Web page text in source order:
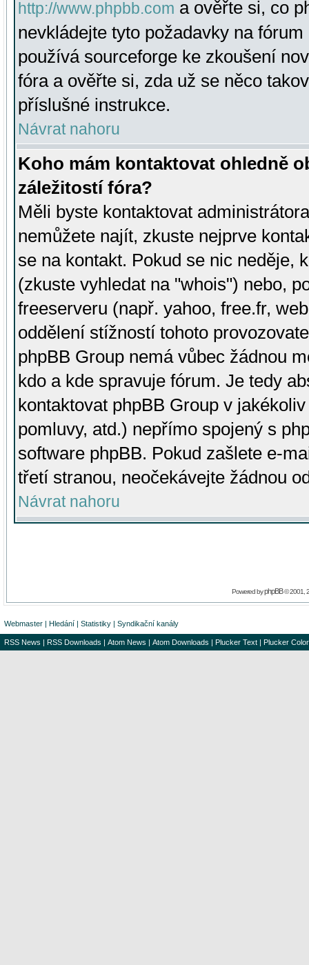
http://www.phpbb.com a ověřte si, co
nevkládejte tyto požadavky na
používá sourceforge ke zkoušení
fóra a ověřte si, zda už se něco
příslušné instrukce.
Návrat nahoru
Koho mám kontaktovat ohledně
záležitostí fóra?
Měli byste kontaktovat
nemůžete najít, zkuste nejprve
se na kontakt. Pokud se nic neděje,
(zkuste vyhledat na "whois") nebo,
freeserveru (např. yahoo, free.fr,
oddělení stížností tohoto
phpBB Group nemá vůbec žádnou
kdo a kde spravuje fórum. Je tedy
kontaktovat phpBB Group v
pomluvy, atd.) nepřímo spojený s
software phpBB. Pokud zašlete e-
třetí stranou, neočekávejte žádnou
Návrat nahoru
Powered byphpBB© 2001,
Webmaster | Hledání | Statistiky | Syndikační kanály
RSS News | RSS Downloads | Atom News | Atom Downloads | Plucker Text | Plucker Color